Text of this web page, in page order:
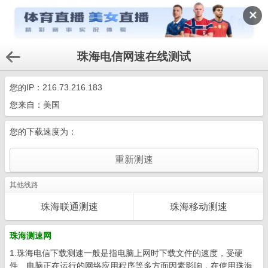
✕
珠海电信网速在线测试
您的IP： 216.73.216.183
您来自：美国
您的下载速度为：
其他线路
珠海联通测速 珠海移动测速
珠海测速网
1.珠海电信下载测速一般是指电脑上网时下载文件的速度，受硬
件、电脑正在运行的网络应用程序等多方面因素影响，在使用珠海